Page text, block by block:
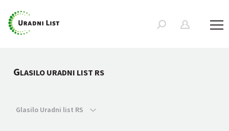
GLASILO URADNI LIST RS
Glasilo Uradni list RS